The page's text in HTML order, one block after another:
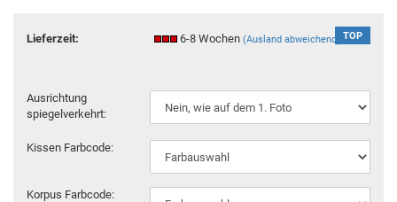
TOP
Lieferzeit: 6-8 Wochen(Ausland abweichend)
Ausrichtung
spiegelverkehrt:
Kissen Farbcode:
Korpus Farbcode: